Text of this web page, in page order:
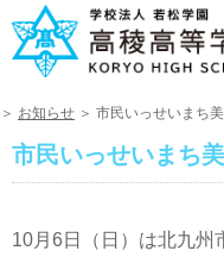
＞ お知らせ ＞ 市民いっせいまち
市民いっせいまち
10月6日（日）は北九州